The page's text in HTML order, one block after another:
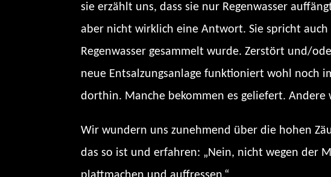
sie erzählt uns, dass sie nur Regenwasser
aber nicht wirklich eine Antwort. Sie spricht
Regenwasser gesammelt wurde. Zerstört und/
neue Entsalzungsanlage funktioniert wohl noch
dorthin. Manche bekommen es geliefert. Andere
Wir wundern uns zunehmend über die hohen
das so ist und erfahren: „Nein, nicht wegen der